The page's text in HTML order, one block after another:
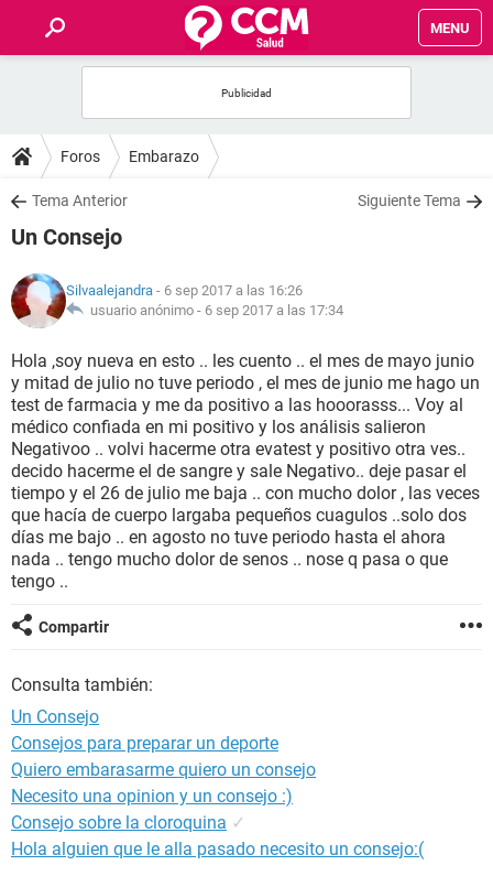
MENU
FOROS
SALUD
NUTRICIÓN
BIENESTAR
SEXUALIDAD
GLOSARIO
Foros Embarazo
Tema Anterior Siguiente Tema
Un Consejo
Silvaalejandra - 6 sep 2017 a las 16:26
usuario anónimo - 6 sep 2017 a las 17:34
Hola ,soy nueva en esto .. les cuento .. el mes de mayo junio
y mitad de julio no tuve periodo , el mes de junio me hago un
test de farmacia y me da positivo a las hooorasss... Voy al
médico confiada en mi positivo y los análisis salieron
Negativoo .. volvi hacerme otra evatest y positivo otra ves..
decido hacerme el de sangre y sale Negativo.. deje pasar el
tiempo y el 26 de julio me baja .. con mucho dolor , las veces
que hacía de cuerpo largaba pequeños cuagulos ..solo dos
días me bajo .. en agosto no tuve periodo hasta el ahora
nada .. tengo mucho dolor de senos .. nose q pasa o que
tengo ..
Compartir
Consulta también:
Un Consejo
Consejos para preparar un deporte
Quiero embarasarme quiero un consejo
Necesito una opinion y un consejo :)
Consejo sobre la cloroquina ✓
Hola alguien que le alla pasado necesito un consejo:(